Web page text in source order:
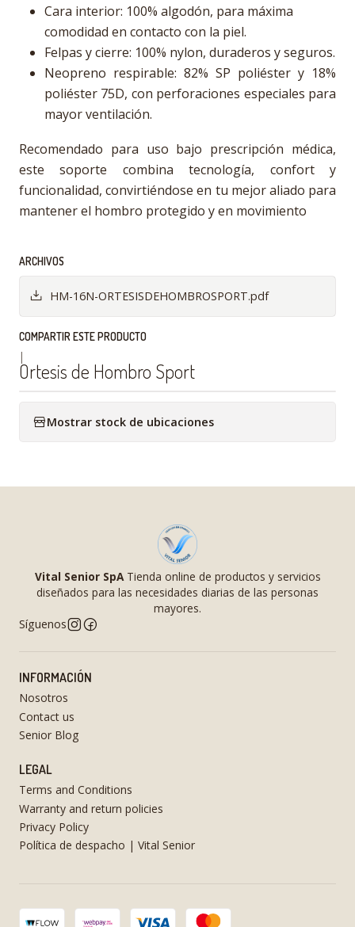
Cara interior: 100% algodón, para máxima
comodidad en contacto con la piel.
Felpas y cierre: 100% nylon, duraderos y seguros.
Neopreno respirable: 82% SP poliéster y 18%
poliéster 75D, con perforaciones especiales para
mayor ventilación.
Recomendado para uso bajo prescripción médica,
este soporte combina tecnología, confort y
funcionalidad, convirtiéndose en tu mejor aliado para
mantener el hombro protegido y en movimiento
ARCHIVOS
HM-16N-ORTESISDEHOMBROSPORT.pdf
COMPARTIR ESTE PRODUCTO
|
Ortesis de Hombro Sport
Mostrar stock de ubicaciones
Vital Senior SpATienda online de productos y servicios
diseñados para las necesidades diarias de las personas
mayores.
Síguenos
INFORMACIÓN
Nosotros
Contact us
Senior Blog
LEGAL
Terms and Conditions
Warranty and return policies
Privacy Policy
Política de despacho | Vital Senior